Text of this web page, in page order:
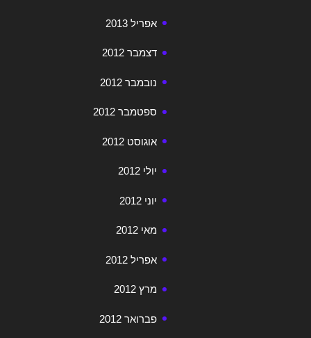
אפריל 2013
דצמבר 2012
נובמבר 2012
ספטמבר 2012
אוגוסט 2012
יולי 2012
יוני 2012
מאי 2012
אפריל 2012
מרץ 2012
פברואר 2012